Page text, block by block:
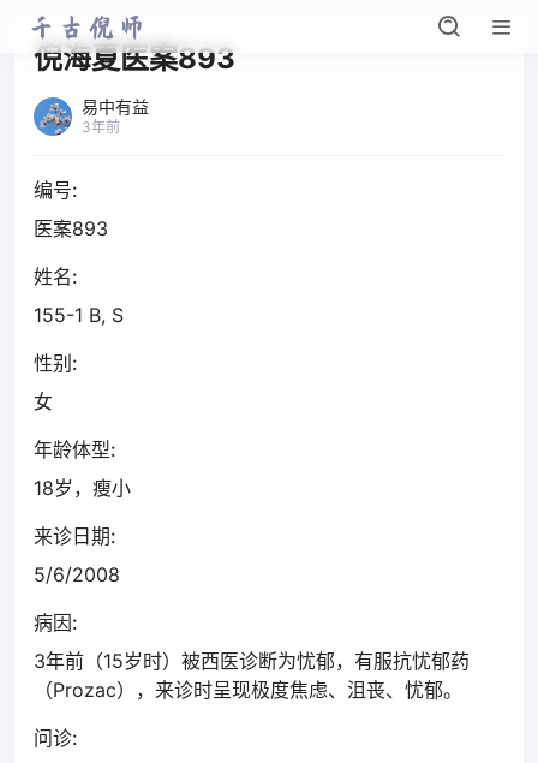
倪海夏医案893
易中有益
3年前
编号:
医案893
姓名:
155-1 B, S
性别:
女
年龄体型:
18岁，瘦小
来诊日期:
5/6/2008
病因:
3年前（15岁时）被西医诊断为忧郁，有服抗忧郁药
（Prozac），来诊时呈现极度焦虑、沮丧、忧郁。
问诊: